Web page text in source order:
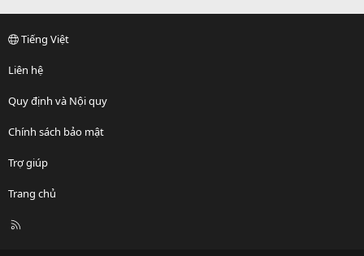
Tiếng Việt
Liên hệ
Quy định và Nội quy
Chính sách bảo mật
Trợ giúp
Trang chủ
R